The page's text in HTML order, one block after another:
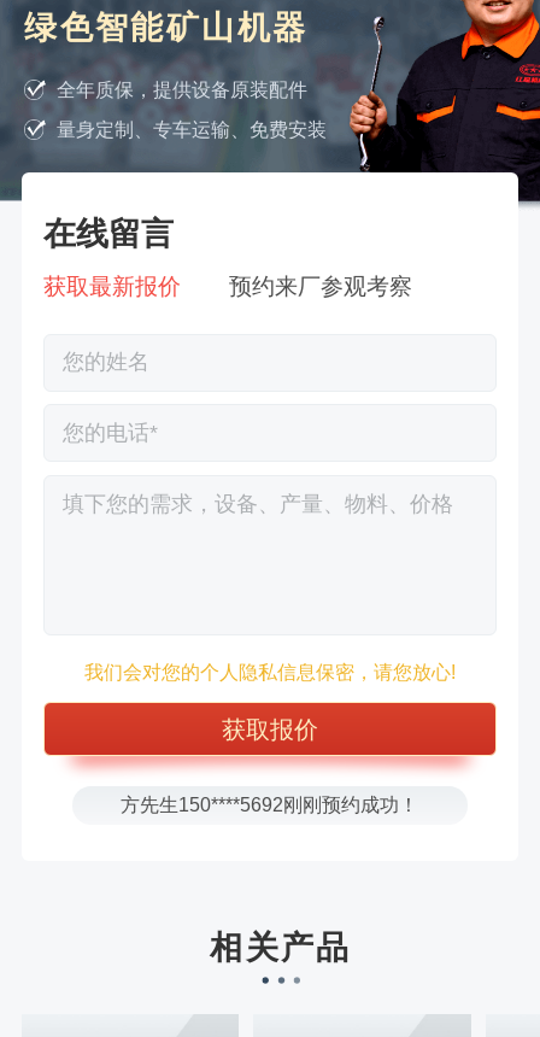
绿色智能矿山机器
全年质保，提供设备原装配件
量身定制、专车运输、免费安装
在线留言
获取最新报价 预约来厂参观考察
我们会对您的个人隐私信息保密，请您放心!
张先生156****2060刚刚预约成功！
张先生131****7997刚刚预约成功！
方先生150****5692刚刚预约成功！
徐先生132****0391刚刚预约成功！
相关产品